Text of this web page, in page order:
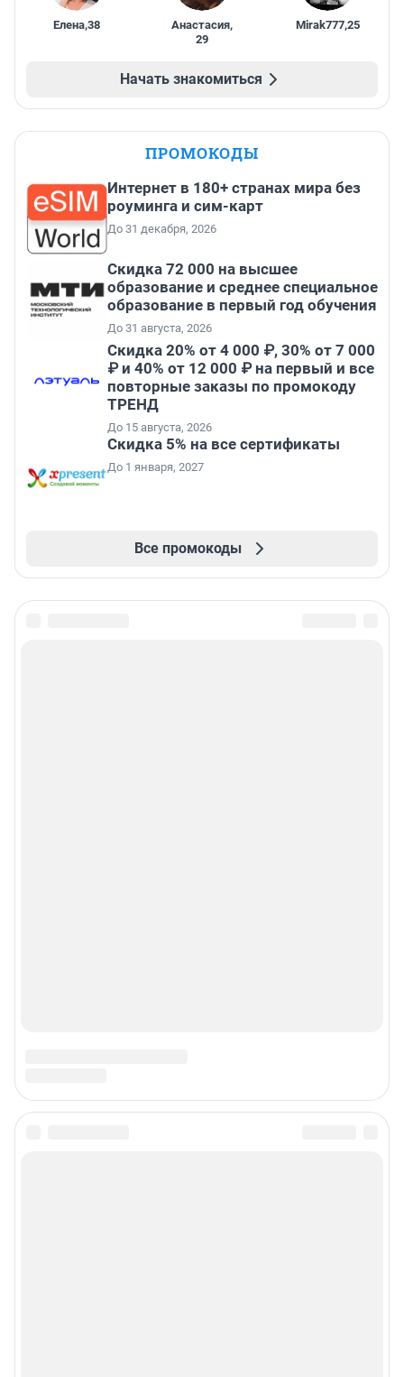
Елена,38 Анастасия,
29
Mirak777,25
Начать знакомиться
ПРОМОКОДЫ
Интернет в 180+ странах мира без
роуминга и сим-карт
До 31 декабря, 2026
Скидка 72 000 на высшее
образование и среднее специальное
образование в первый год обучения
До 31 августа, 2026
Скидка 20% от 4 000 ₽, 30% от 7 000
₽ и 40% от 12 000 ₽ на первый и все
повторные заказы по промокоду
ТРЕНД
До 15 августа, 2026
Скидка 5% на все сертификаты
До 1 января, 2027
Все промокоды